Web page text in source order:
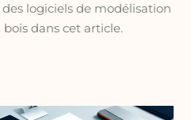
logiciels de modélisation
dans cet article.